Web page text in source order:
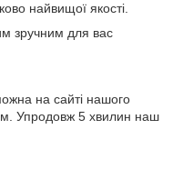
найвищої якості.
зручним для вас
на сайті нашого
Упродовж 5 хвилин наш